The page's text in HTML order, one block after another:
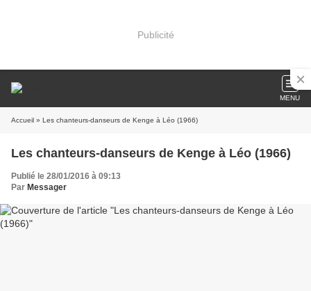
Publicité
MENU
Accueil » Les chanteurs-danseurs de Kenge à Léo (1966)
Les chanteurs-danseurs de Kenge à Léo (1966)
Publié le 28/01/2016 à 09:13
Par Messager